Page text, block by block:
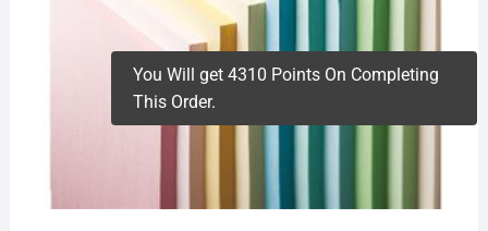
You Will get 4310 Points On Completing
This Order.